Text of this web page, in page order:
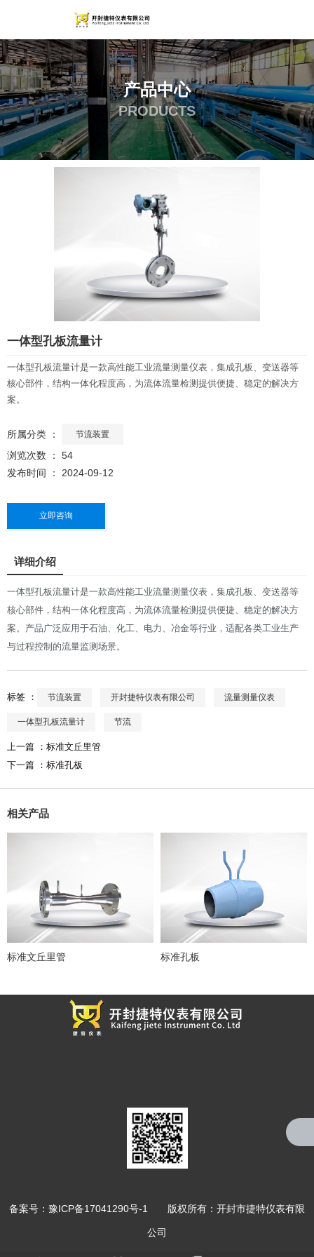
产品中心
PRODUCTS
一体型孔板流量计
一体型孔板流量计是一款高性能工业流量测量仪表，集成孔板、变送器等
核心部件，结构一体化程度高，为流体流量检测提供便捷、稳定的解决方
案。
所属分类 ： 节流装置
浏览次数 ： 54
发布时间 ： 2024-09-12
立即咨询
详细介绍
一体型孔板流量计是一款高性能工业流量测量仪表，集成孔板、变送器等
核心部件，结构一体化程度高，为流体流量检测提供便捷、稳定的解决方
案。产品广泛应用于石油、化工、电力、冶金等行业，适配各类工业生产
与过程控制的流量监测场景。
标签 ： 节流装置 开封捷特仪表有限公司 流量测量仪表
一体型孔板流量计 节流
上一篇 ： 标准文丘里管
下一篇 ： 标准孔板
相关产品
标准文丘里管 标准孔板
备案号： 豫ICP备17041290号-1 版权所有：开封市捷特仪表有限
公司